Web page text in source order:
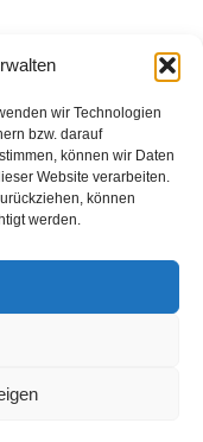
wir Technologien
bzw. darauf
können wir Daten
Website verarbeiten.
können
werden.
Widerruf
Sauerland